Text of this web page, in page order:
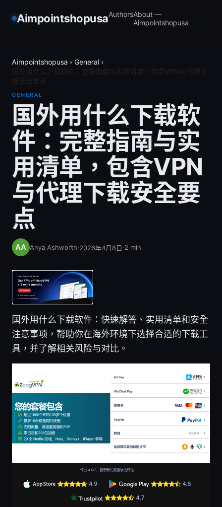
AimpointshopusaAuthorsAbout —
Aimpointshopusa
Aimpointshopusa › General ›
GENERAL
国外用什么下载软
件：完整指南与实
用清单，包含VPN
与代理下载安全要
点
Anya Ashworth·2026年4月8日·2 min
国外用什么下载软件：快速解答、实用清单和安全
注意事项，帮助你在海外环境下选择合适的下载工
具，并了解相关风险与对比。